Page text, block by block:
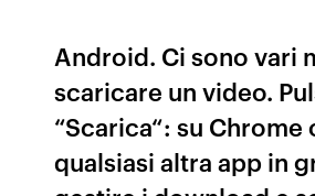
Android. Ci sono vari
scaricare un video.
“Scarica“: su Chrome
qualsiasi altra app in